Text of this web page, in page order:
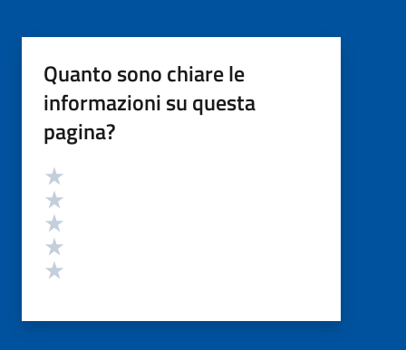
Quanto sono chiare le
informazioni su questa
pagina?
Valutazione